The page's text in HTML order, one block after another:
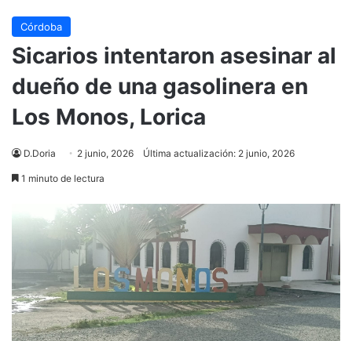
Córdoba
Sicarios intentaron asesinar al
dueño de una gasolinera en
Los Monos, Lorica
D.Doria 2 junio, 2026 Última actualización: 2 junio, 2026
1 minuto de lectura